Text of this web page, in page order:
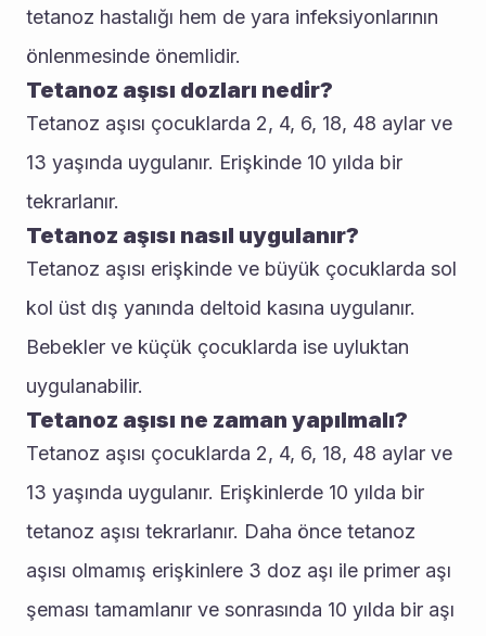
tetanoz hastalığı hem de yara infeksiyonlarının
önlenmesinde önemlidir.
Tetanoz aşısı dozları nedir?
Tetanoz aşısı çocuklarda 2, 4, 6, 18, 48 aylar ve
13 yaşında uygulanır. Erişkinde 10 yılda bir
tekrarlanır.
Tetanoz aşısı nasıl uygulanır?
Tetanoz aşısı erişkinde ve büyük çocuklarda sol
kol üst dış yanında deltoid kasına uygulanır.
Bebekler ve küçük çocuklarda ise uyluktan
uygulanabilir.
Tetanoz aşısı ne zaman yapılmalı?
Tetanoz aşısı çocuklarda 2, 4, 6, 18, 48 aylar ve
13 yaşında uygulanır. Erişkinlerde 10 yılda bir
tetanoz aşısı tekrarlanır. Daha önce tetanoz
aşısı olmamış erişkinlere 3 doz aşı ile primer aşı
şeması tamamlanır ve sonrasında 10 yılda bir aşı